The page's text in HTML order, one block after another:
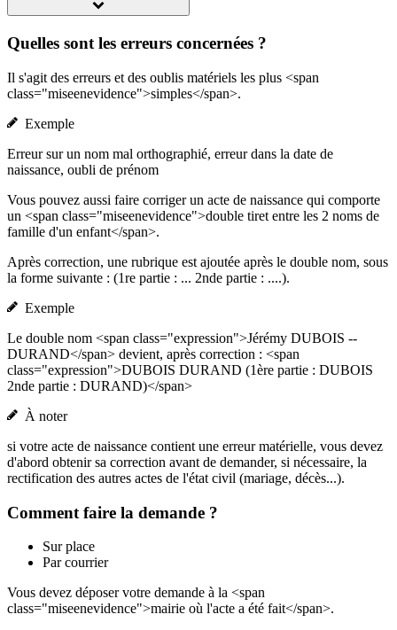
Quelles sont les erreurs concernées ?
Il s'agit des erreurs et des oublis matériels les plus <span
class="miseenevidence">simples</span>.
Exemple
Erreur sur un nom mal orthographié, erreur dans la date de
naissance, oubli de prénom
Vous pouvez aussi faire corriger un acte de naissance qui comporte
un <span class="miseenevidence">double tiret entre les 2 noms de
famille d'un enfant</span>.
Après correction, une rubrique est ajoutée après le double nom, sous
la forme suivante : (1re partie : ... 2nde partie : ....).
Exemple
Le double nom <span class="expression">Jérémy DUBOIS --
DURAND</span> devient, après correction : <span
class="expression">DUBOIS DURAND (1ère partie : DUBOIS
2nde partie : DURAND)</span>
À noter
si votre acte de naissance contient une erreur matérielle, vous devez
d'abord obtenir sa correction avant de demander, si nécessaire, la
rectification des autres actes de l'état civil (mariage, décès...).
Comment faire la demande ?
Sur place
Par courrier
Vous devez déposer votre demande à la <span
class="miseenevidence">mairie où l'acte a été fait</span>.